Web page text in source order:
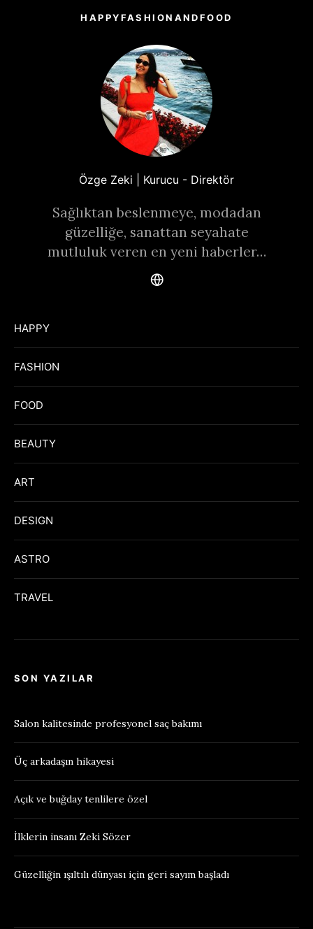
HAPPYFASHIONANDFOOD
Özge Zeki | Kurucu - Direktör
Sağlıktan beslenmeye, modadan
güzelliğe, sanattan seyahate
mutluluk veren en yeni haberler…
HAPPY
FASHION
FOOD
BEAUTY
ART
DESIGN
ASTRO
TRAVEL
SON YAZILAR
Salon kalitesinde profesyonel saç bakımı
Üç arkadaşın hikayesi
Açık ve buğday tenlilere özel
İlklerin insanı Zeki Sözer
Güzelliğin ışıltılı dünyası için geri sayım başladı